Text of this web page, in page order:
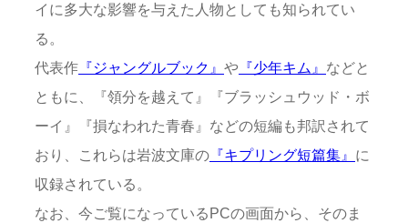
イに多大な影響を与えた人物としても知られてい
る。
代表作 『ジャングルブック』 や 『少年キム』 などと
ともに、『領分を越えて』『ブラッシュウッド・ボ
ーイ』『損なわれた青春』などの短編も邦訳されて
おり、これらは岩波文庫の 『キプリング短篇集』 に
収録されている。
なお、今ご覧になっているPCの画面から、そのま